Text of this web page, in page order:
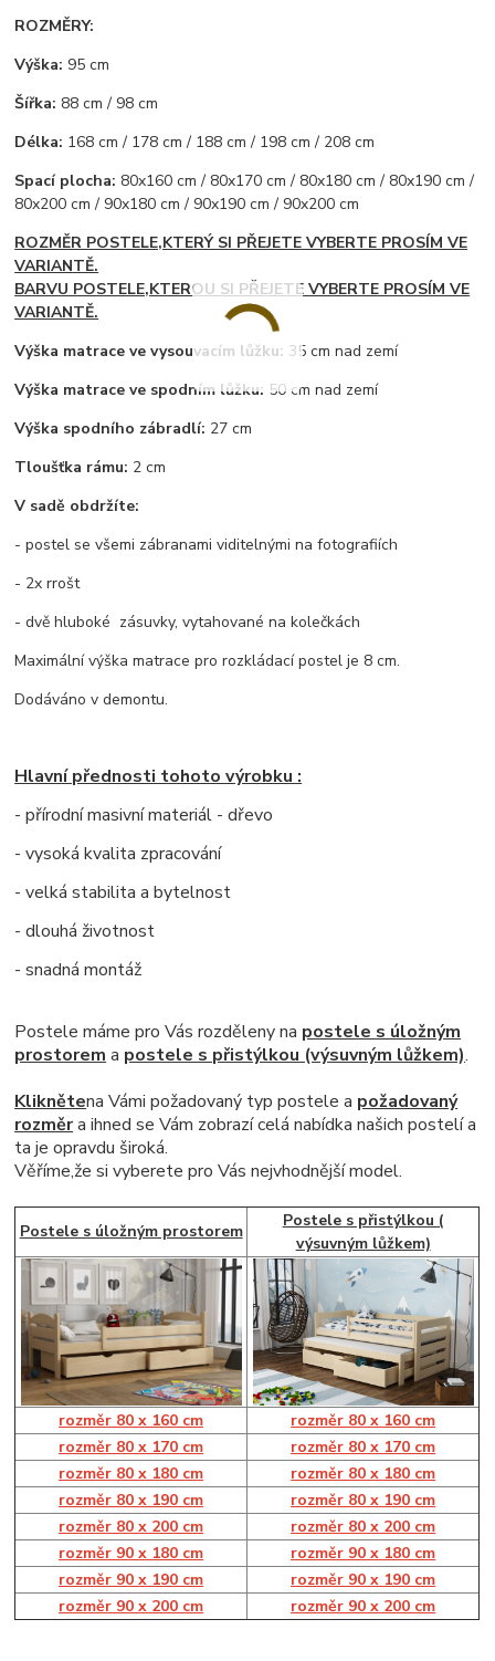
ROZMĚRY:
Výška: 95 cm
Šířka: 88 cm / 98 cm
Délka: 168 cm / 178 cm / 188 cm / 198 cm / 208 cm
Spací plocha: 80x160 cm / 80x170 cm / 80x180 cm / 80x190 cm /
80x200 cm / 90x180 cm / 90x190 cm / 90x200 cm
ROZMĚR POSTELE,KTERÝ SI PŘEJETE VYBERTE PROSÍM VE
VARIANTĚ.
BARVU POSTELE,KTEROU SI PŘEJETE VYBERTE PROSÍM VE
VARIANTĚ.
Výška matrace ve vysouvacím lůžku: 35 cm nad zemí
Výška matrace ve spodním lůžku: 50 cm nad zemí
Výška spodního zábradlí: 27 cm
Tloušťka rámu: 2 cm
V sadě obdržíte:
- postel se všemi zábranami viditelnými na fotografiích
- 2x rrošt
- dvě hluboké zásuvky, vytahované na kolečkách
Maximální výška matrace pro rozkládací postel je 8 cm.
Dodáváno v demontu.
Hlavní přednosti tohoto výrobku :
- přírodní masivní materiál - dřevo
- vysoká kvalita zpracování
- velká stabilita a bytelnost
- dlouhá životnost
- snadná montáž
Postele máme pro Vás rozděleny na postele s úložným
prostorem a postele s přistýlkou (výsuvným lůžkem).
Kliknětena Vámi požadovaný typ postele a požadovaný
rozměra ihned se Vám zobrazí celá nabídka našich postelí a
ta je opravdu široká.
Věříme,že si vyberete pro Vás nejvhodnější model.
Postele s úložným prostorem
Postele s přistýlkou (
výsuvným lůžkem)
rozměr 80 x 160 cm
rozměr 80 x 160 cm
rozměr 80 x 170 cm
rozměr 80 x 170 cm
rozměr 80 x 180 cm
rozměr 80 x 180 cm
rozměr 80 x 190 cm
rozměr 80 x 190 cm
rozměr 80 x 200 cm
rozměr 80 x 200 cm
rozměr 90 x 180 cm
rozměr 90 x 180 cm
rozměr 90 x 190 cm
rozměr 90 x 190 cm
rozměr 90 x 200 cm
rozměr 90 x 200 cm